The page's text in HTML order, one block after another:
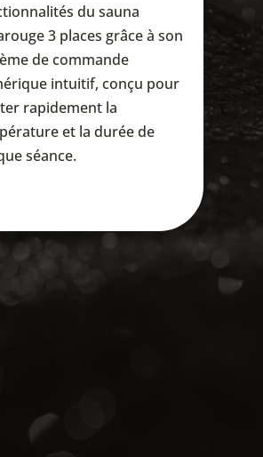
du sauna
3 places grâce à son
de commande
intuitif, conçu pour
rapidement la
et la durée de
séance.